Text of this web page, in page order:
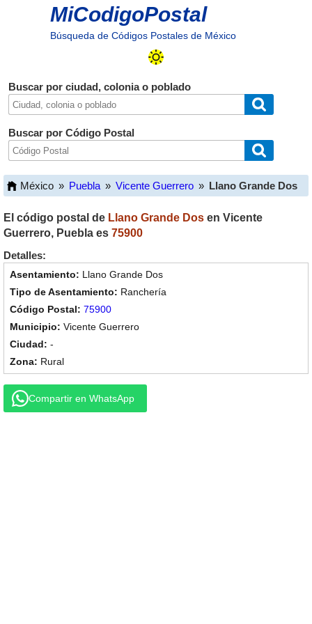
MiCodigoPostal
Búsqueda de Códigos Postales de México
Buscar por ciudad, colonia o poblado
Buscar por Código Postal
México » Puebla » Vicente Guerrero » Llano Grande Dos
El código postal de Llano Grande Dos en Vicente
Guerrero, Puebla es 75900
Detalles:
Llano Grande Dos
Ranchería
75900
Vicente Guerrero
-
Rural
Compartir en WhatsApp